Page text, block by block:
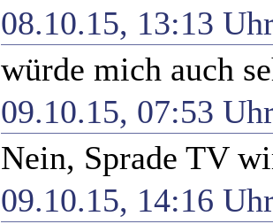
08.10.15, 13:13
würde mich auch
09.10.15, 07:53
Nein, Sprade TV
09.10.15, 14:16